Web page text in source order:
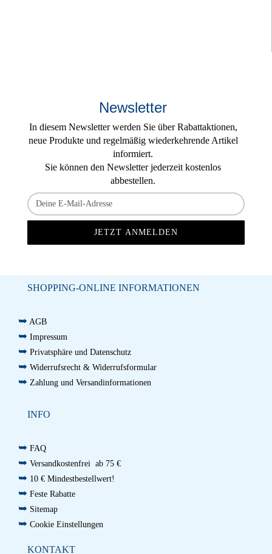
Newsletter
In diesem Newsletter werden Sie über Rabattaktionen,
neue Produkte und regelmäßig wiederkehrende Artikel
informiert.
Sie können den Newsletter jederzeit kostenlos
abbestellen.
SHOPPING-ONLINE INFORMATIONEN
➥ AGB
➥ Impressum
➥ Privatsphäre und Datenschutz
➥ Widerrufsrecht & Widerrufsformular
➥ Zahlung und Versandinformationen
INFO
➥ FAQ
➥ Versandkostenfrei ab 75 €
➥ 10 € Mindestbestellwert!
➥ Feste Rabatte
➥ Sitemap
➥ Cookie Einstellungen
KONTAKT